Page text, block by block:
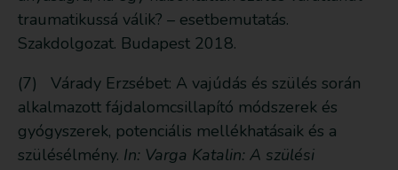
traumatikussá válik? – esetbemutatás.
Szakdolgozat. Budapest 2018.
(7) Várady Erzsébet: A vajúdás és szülés során
alkalmazott fájdalomcsillapító módszerek és
gyógyszerek, potenciális mellékhatásaik és a
szülésélmény. In: Varga Katalin: A szülési